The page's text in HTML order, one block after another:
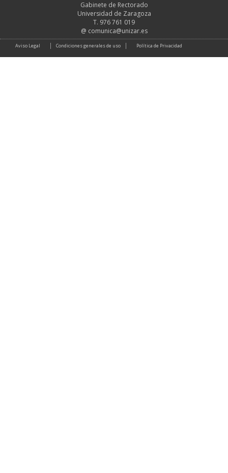
Gabinete de Rectorado
Universidad de Zaragoza
T. 976 761 019
@ comunica@unizar.es
Aviso Legal Condiciones generales de uso Política de Privacidad